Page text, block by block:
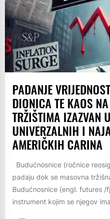
PADANJE
DIONICA TE KAOS
TRŽIŠTIMA IZAZVAN
UNIVERZALNIH I
AMERIČKIH CARINA
Budućnosnice (ročnice
padaju dok se masovna
Budućnosnice (engl. futures /
instrument kojim se njegov